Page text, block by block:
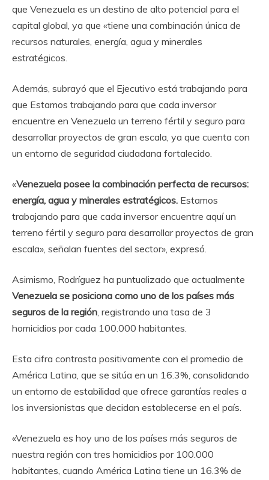
que Venezuela es un destino de alto potencial para el
capital global, ya que «tiene una combinación única de
recursos naturales, energía, agua y minerales
estratégicos.
Además, subrayó que el Ejecutivo está trabajando para
que Estamos trabajando para que cada inversor
encuentre en Venezuela un terreno fértil y seguro para
desarrollar proyectos de gran escala, ya que cuenta con
un entorno de seguridad ciudadana fortalecido.
«Venezuela posee la combinación perfecta de recursos:
energía, agua y minerales estratégicos. Estamos
trabajando para que cada inversor encuentre aquí un
terreno fértil y seguro para desarrollar proyectos de gran
escala», señalan fuentes del sector», expresó.
Asimismo, Rodríguez ha puntualizado que actualmente
Venezuela se posiciona como uno de los países más
seguros de la región , registrando una tasa de 3
homicidios por cada 100.000 habitantes.
Esta cifra contrasta positivamente con el promedio de
América Latina, que se sitúa en un 16.3%, consolidando
un entorno de estabilidad que ofrece garantías reales a
los inversionistas que decidan establecerse en el país.
«Venezuela es hoy uno de los países más seguros de
nuestra región con tres homicidios por 100.000
habitantes, cuando América Latina tiene un 16.3% de